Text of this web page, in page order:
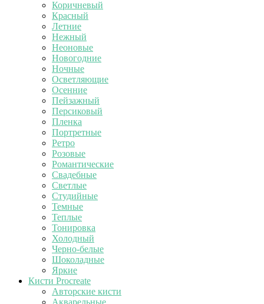
Коричневый
Красный
Летние
Нежный
Неоновые
Новогодние
Ночные
Осветляющие
Осенние
Пейзажный
Персиковый
Пленка
Портретные
Ретро
Розовые
Романтические
Свадебные
Светлые
Студийные
Темные
Теплые
Тонировка
Холодный
Черно-белые
Шоколадные
Яркие
Кисти Procreate
Авторские кисти
Акварельные